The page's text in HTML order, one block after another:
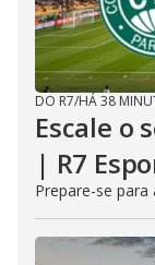
DO R7/HÁ 38
Escale o
| R7
Prepare-se para